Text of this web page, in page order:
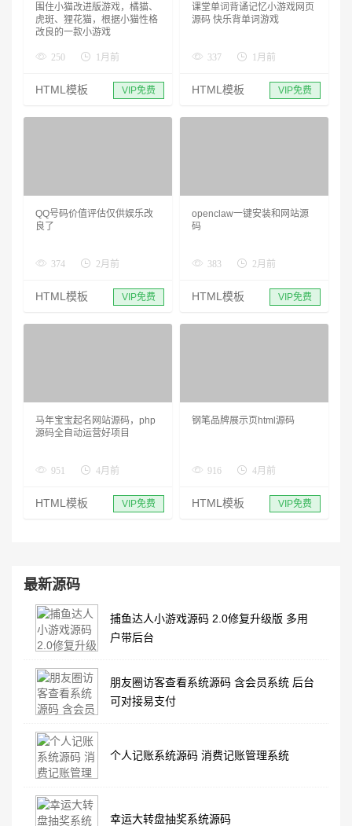
围住小猫改进版游戏，橘猫、
虎斑、狸花猫，根据小猫性格
改良的一款小游戏
250 1月前
HTML模板 VIP免费
课堂单词背诵记忆小游戏网页
源码 快乐背单词游戏
337 1月前
HTML模板 VIP免费
QQ号码价值评估仅供娱乐改
良了
374 2月前
HTML模板 VIP免费
openclaw一键安装和网站源
码
383 2月前
HTML模板 VIP免费
马年宝宝起名网站源码，php
源码全自动运营好项目
951 4月前
HTML模板 VIP免费
钢笔品牌展示页html源码
916 4月前
HTML模板 VIP免费
最新源码
捕鱼达人小游戏源码 2.0修复升级版 多用
户带后台
朋友圈访客查看系统源码 含会员系统 后台
可对接易支付
个人记账系统源码 消费记账管理系统
幸运大转盘抽奖系统源码